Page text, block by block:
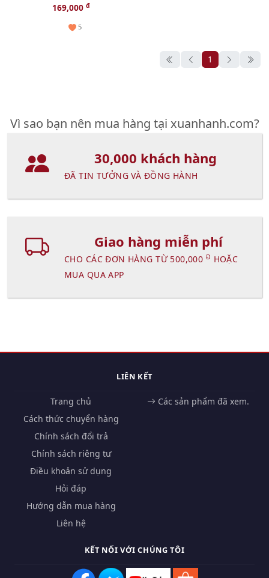
169,000 đ
5
1
Vì sao bạn nên mua hàng tại xuanhanh.com?
30,000 khách hàng
ĐÃ TIN TƯỞNG VÀ ĐỒNG HÀNH
Giao hàng miễn phí
CHO CÁC ĐƠN HÀNG TỪ 500,000 Đ HOẶC
MUA QUA APP
LIÊN KẾT
Trang chủ
Cách thức chuyển hàng
Chính sách đổi trả
Chính sách riêng tư
Điều khoản sử dụng
Hỏi đáp
Hướng dẫn mua hàng
Liên hệ
Các sản phẩm đã xem.
KẾT NỐI VỚI CHÚNG TÔI